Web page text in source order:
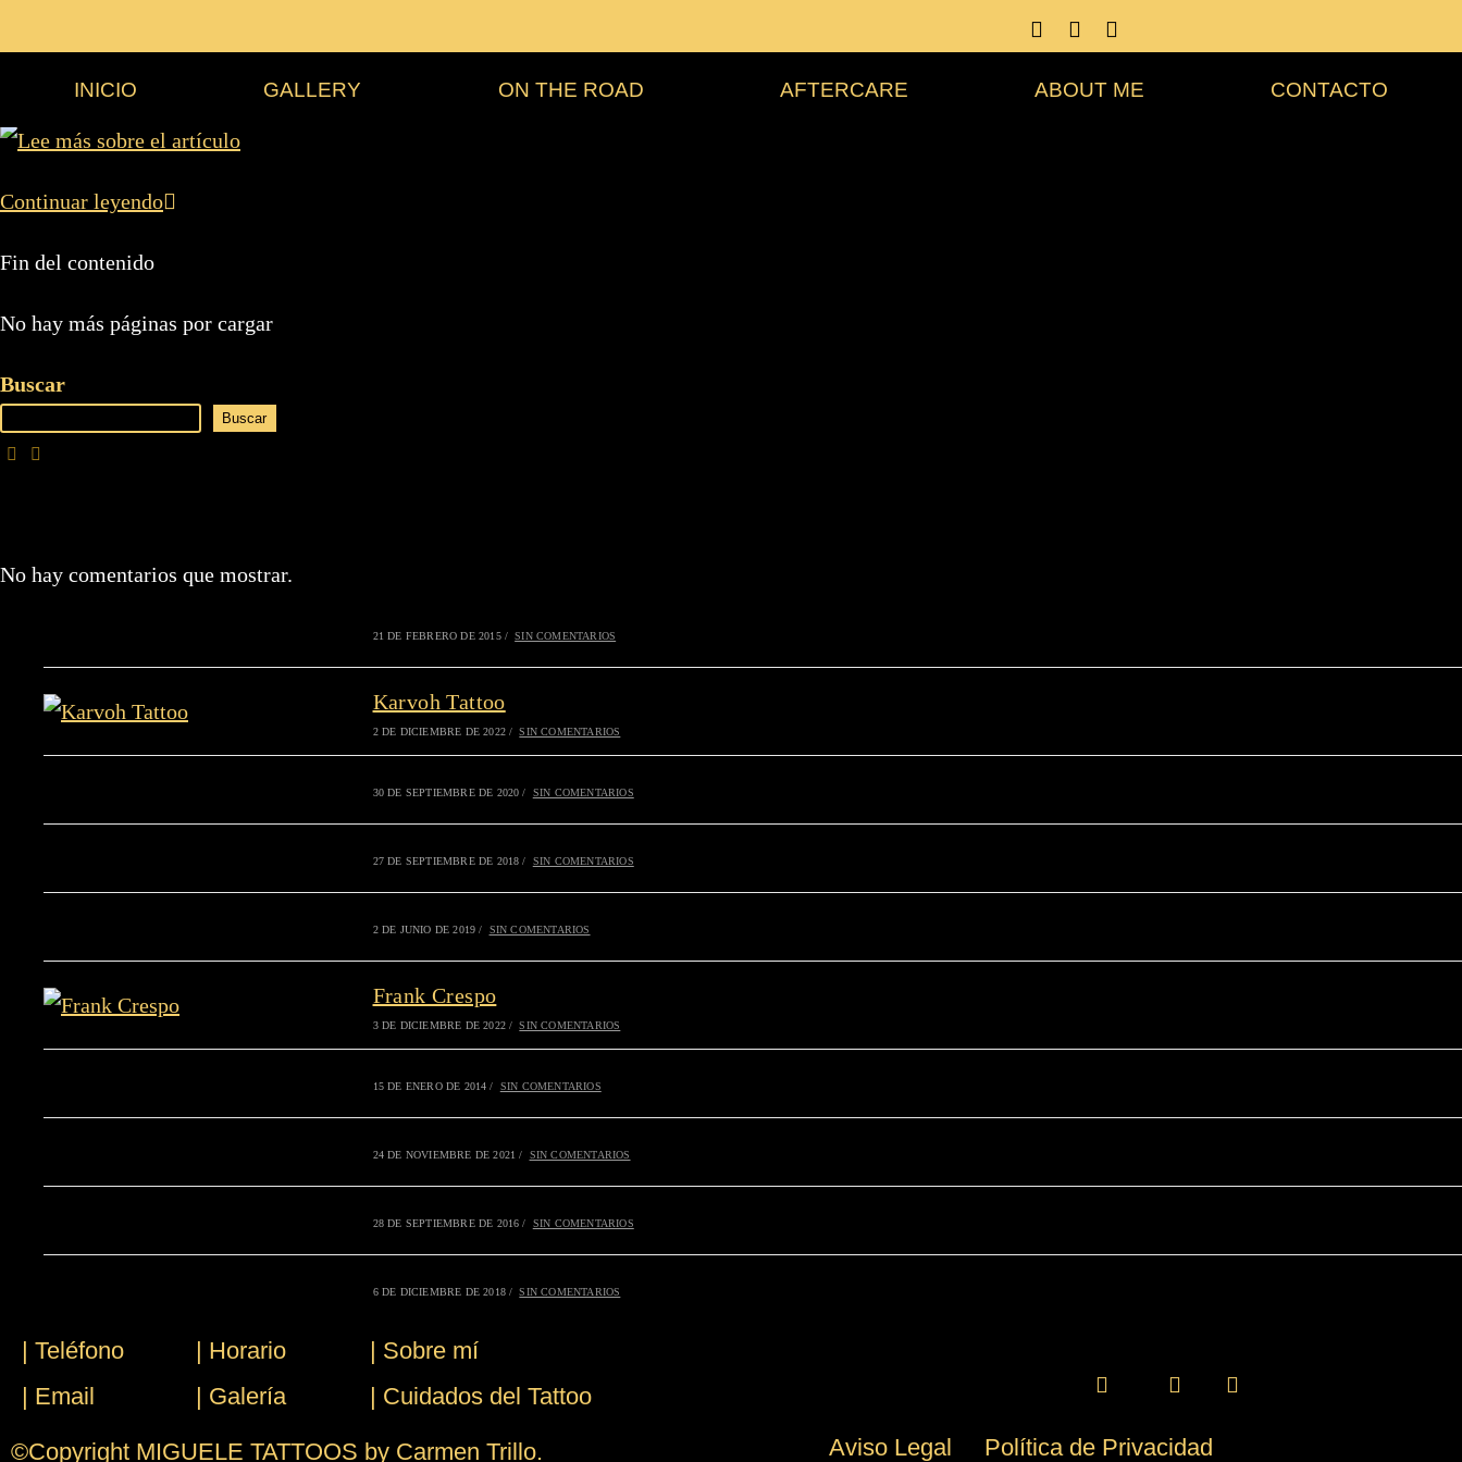
INICIO GALLERY ON THE ROAD AFTERCARE ABOUT ME CONTACTO
Continuar leyendo
Fin del contenido
No hay más páginas por cargar
Buscar
Buscar
No hay comentarios que mostrar.
21 DE FEBRERO DE 2015 / SIN COMENTARIOS
Karvoh Tattoo
2 DE DICIEMBRE DE 2022 / SIN COMENTARIOS
30 DE SEPTIEMBRE DE 2020 / SIN COMENTARIOS
27 DE SEPTIEMBRE DE 2018 / SIN COMENTARIOS
2 DE JUNIO DE 2019 / SIN COMENTARIOS
Frank Crespo
3 DE DICIEMBRE DE 2022 / SIN COMENTARIOS
15 DE ENERO DE 2014 / SIN COMENTARIOS
24 DE NOVIEMBRE DE 2021 / SIN COMENTARIOS
28 DE SEPTIEMBRE DE 2016 / SIN COMENTARIOS
6 DE DICIEMBRE DE 2018 / SIN COMENTARIOS
| Teléfono
| Email
| Horario
| Galería
| Sobre mí
| Cuidados del Tattoo
©Copyright MIGUELE TATTOOS by Carmen Trillo. Aviso Legal Política de Privacidad